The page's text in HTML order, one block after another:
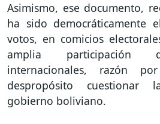
Asimismo, ese documento,
ha sido democráticamente
votos, en comicios
amplia participación
internacionales, razón
despropósito cuestionar
gobierno boliviano.